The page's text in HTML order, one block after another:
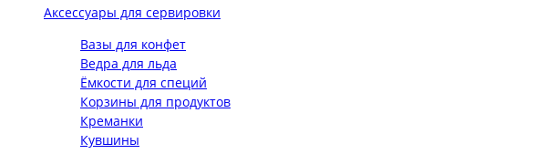
Аксессуары для сервировки
Вазы для конфет
Ведра для льда
Ёмкости для специй
Корзины для продуктов
Креманки
Кувшины